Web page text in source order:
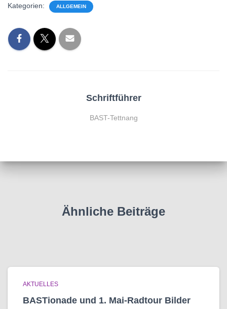
Kategorien: ALLGEMEIN
Schriftführer
BAST-Tettnang
Ähnliche Beiträge
AKTUELLES
BASTionade und 1. Mai-Radtour Bilder